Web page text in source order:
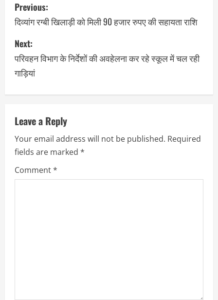
Previous:
दिव्यांग रग्बी खिलाड़ी को मिली 90 हजार रुपए की सहायता राशि
Next:
परिवहन विभाग के निर्देशों की अवहेलना कर रहे स्कूल में चल रही
गाड़ियां
Leave a Reply
Your email address will not be published. Required
fields are marked *
Comment*